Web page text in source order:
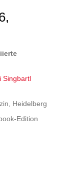
Singbartl
Heidelberg
Edition